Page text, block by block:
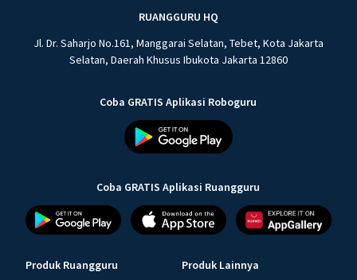
RUANGGURU HQ
Jl. Dr. Saharjo No.161, Manggarai Selatan, Tebet, Kota Jakarta
Selatan, Daerah Khusus Ibukota Jakarta 12860
Coba GRATIS Aplikasi Roboguru
Coba GRATIS Aplikasi Ruangguru
Produk Ruangguru Produk Lainnya